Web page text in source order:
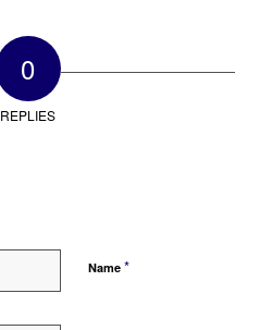
0
REPLIES
Name *